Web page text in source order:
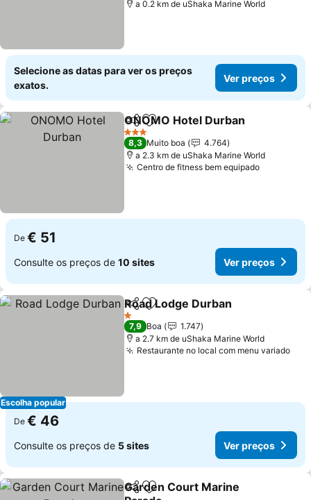
a 0.2 km de uShaka Marine World
Selecione as datas para ver os preços
exatos.
Ver preços
PartilharAdicionar aos favoritos
ONOMO Hotel Durban
3 Estrelas
8,3 Muito boa
4.764
a 2.3 km de uShaka Marine World
Centro de fitness bem equipadoVer
De € 51
Consulte os preços de 10 sites Ver preços
Escolha popular
PartilharAdicionar aos favoritos
Road Lodge Durban
1 Estrelas
7,9 Boa
1.747
a 2.7 km de uShaka Marine World
Restaurante no local com menu variadoVer
De € 46
Consulte os preços de 5 sites Ver preços
PartilharAdicionar aos favoritos
Garden Court Marine